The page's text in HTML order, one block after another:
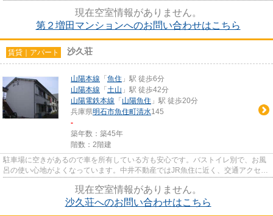
現在空室情報がありません。
第２増田マンションへのお問い合わせはこちら
賃貸｜アパート 沙久荘
山陽本線 「 魚住 」駅 徒歩6分
山陽本線 「 土山 」駅 徒歩42分
山陽電鉄本線 「 山陽魚住 」駅 徒歩20分
兵庫県明石市魚住町清水145
-
築年数：築45年
階数：2階建
駐車場に空きがあるので車を所有している方も安心です。バストイレ別で、お風
呂の使い心地がよくなっています。中井不動産ではJR魚住に近く、交通アクセス
現在空室情報がありません。
沙久荘へのお問い合わせはこちら